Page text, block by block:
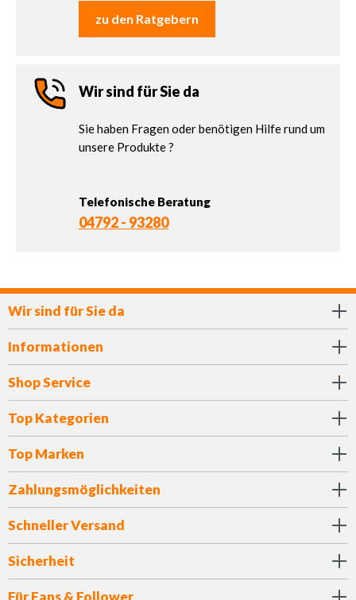
zu den Ratgebern
Wir sind für Sie da
Sie haben Fragen oder benötigen Hilfe rund um
unsere Produkte ?
Telefonische Beratung
04792 - 93280
Wir sind für Sie da
Informationen
Shop Service
Top Kategorien
Top Marken
Zahlungsmöglichkeiten
Schneller Versand
Sicherheit